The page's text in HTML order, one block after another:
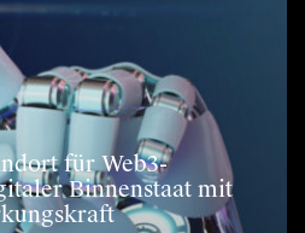
für Web3-
Binnenstaat mit